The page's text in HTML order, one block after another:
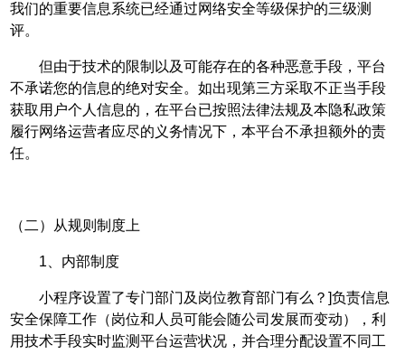
我们的重要信息系统已经通过网络安全等级保护的三级测
评。
但由于技术的限制以及可能存在的各种恶意手段，平台
不承诺您的信息的绝对安全。如出现第三方采取不正当手段
获取用户个人信息的，在平台已按照法律法规及本隐私政策
履行网络运营者应尽的义务情况下，本平台不承担额外的责
任。
（二）从规则制度上
1、内部制度
小程序设置了专门部门及岗位教育部门有么？]负责信息
安全保障工作（岗位和人员可能会随公司发展而变动），利
用技术手段实时监测平台运营状况，并合理分配设置不同工